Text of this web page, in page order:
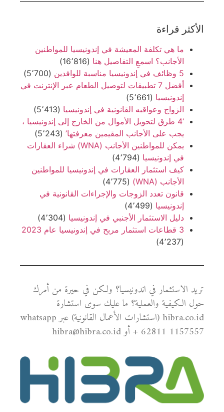
الأكثر قراءة
ما هي تكلفة المعيشة في إندونيسيا للمواطنين
الأجانب؟ اسمعِ التفاصيل هنا (16٬816)
5 وظائف في إندونيسيا مناسبة للوافدين
(5٬700)
أفضل 7 تطبيقات لتوصيل الطعام عبر الإنترنت في
إندونيسيا (5٬661)
الزواج وعواقبه القانونية في إندونيسيا (5٬413)
‘4 طرق لتحويل الأموال من الخارج إلى إندونيسيا ،
يجب على الأجانب المقيمين معرفتها’ (5٬243)
يمكن للمواطنين الأجانب (WNA) شراء العقارات
في إندونيسيا (4٬794)
كيف استثمار العقارات في إندونيسيا للمواطنين
الأجانب (WNA)
(4٬775)
قانون تعدد الزوجات والإجراءات القانونية في
إندونيسيا (4٬499)
دليل الاستثمار الأجنبي في إندونيسيا (4٬304)
3 قطاعات استثمار مربح في إندونيسيا عام 2023
(4٬237)
تريد الاستثمار في اندونيسيا؟ ولكن في حيرة من أمرك
حول الكيفية والعملية؟ ما عليك سوى استشارة
hibra.co.id (استشارات الأعمال القانونية) عبر whatsapp
+ 62811 1157557 أو hibra@hibra.co.id